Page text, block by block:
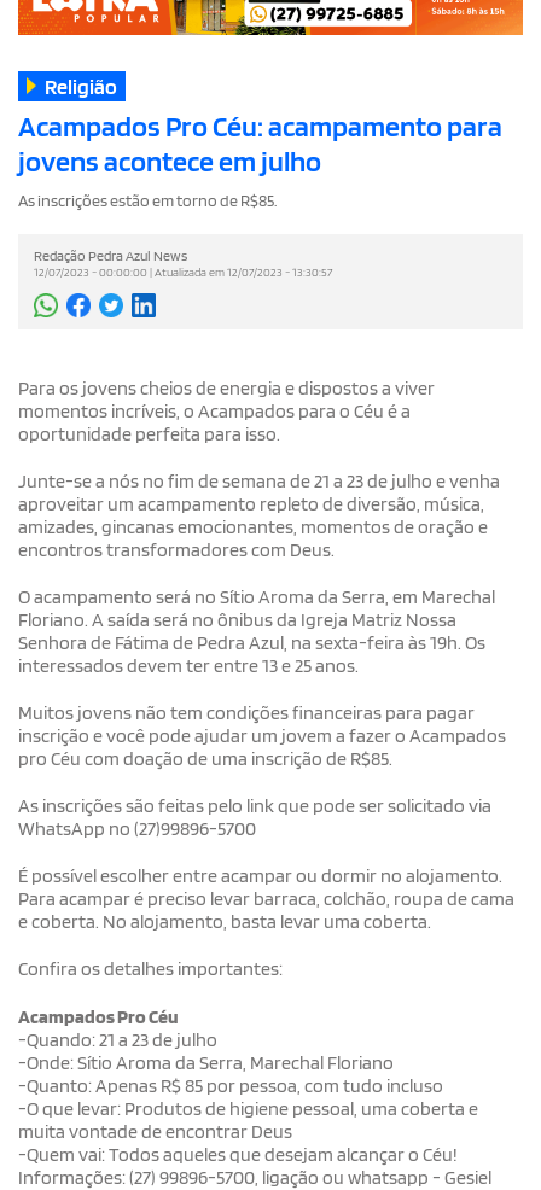
Religião
Acampados Pro Céu: acampamento para
jovens acontece em julho
As inscrições estão em torno de R$85.
Redação Pedra Azul News
12/07/2023 - 00:00:00 | Atualizada em 12/07/2023 - 13:30:57
Para os jovens cheios de energia e dispostos a viver
momentos incríveis, o Acampados para o Céu é a
oportunidade perfeita para isso.
Junte-se a nós no fim de semana de 21 a 23 de julho e venha
aproveitar um acampamento repleto de diversão, música,
amizades, gincanas emocionantes, momentos de oração e
encontros transformadores com Deus.
O acampamento será no Sítio Aroma da Serra, em Marechal
Floriano. A saída será no ônibus da Igreja Matriz Nossa
Senhora de Fátima de Pedra Azul, na sexta-feira às 19h. Os
interessados devem ter entre 13 e 25 anos.
Muitos jovens não tem condições financeiras para pagar
inscrição e você pode ajudar um jovem a fazer o Acampados
pro Céu com doação de uma inscrição de R$85.
As inscrições são feitas pelo link que pode ser solicitado via
WhatsApp no (27)99896-5700
É possível escolher entre acampar ou dormir no alojamento.
Para acampar é preciso levar barraca, colchão, roupa de cama
e coberta. No alojamento, basta levar uma coberta.
Confira os detalhes importantes:
Acampados Pro Céu
-Quando: 21 a 23 de julho
-Onde: Sítio Aroma da Serra, Marechal Floriano
-Quanto: Apenas R$ 85 por pessoa, com tudo incluso
-O que levar: Produtos de higiene pessoal, uma coberta e
muita vontade de encontrar Deus
-Quem vai: Todos aqueles que desejam alcançar o Céu!
Informações: (27) 99896-5700, ligação ou whatsapp - Gesiel